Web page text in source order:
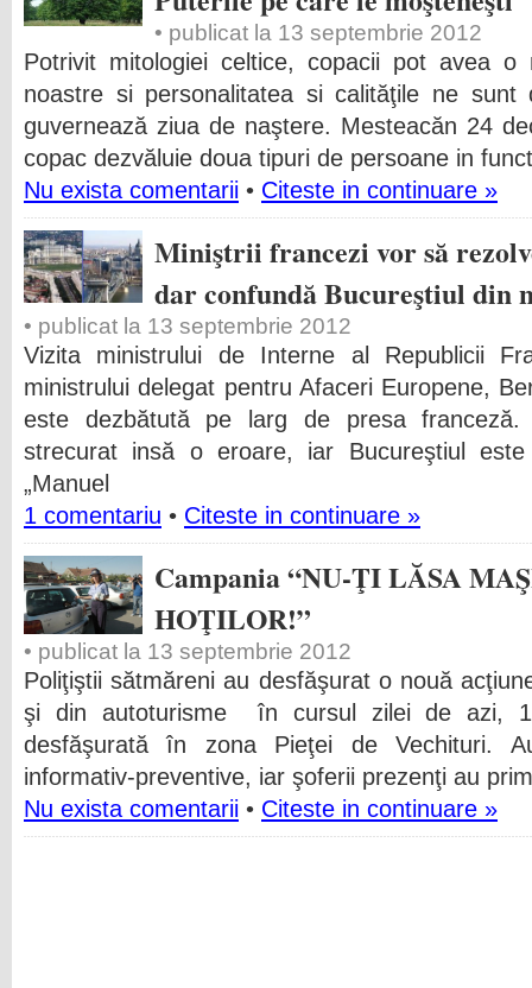
• publicat la 13 septembrie 2012
Potrivit mitologiei celtice, copacii pot avea o
noastre si personalitatea si calităţile ne sunt
guvernează ziua de naştere. Mesteacăn 24
copac dezvăluie doua tipuri de persoane in
Nu exista comentarii • Citeste in continuare »
Miniştrii francezi vor să
dar confundă Bucureştiul din
• publicat la 13 septembrie 2012
Vizita ministrului de Interne al Republicii
ministrului delegat pentru Afaceri Europene,
este dezbătută pe larg de presa
strecurat insă o eroare, iar Bucureştiul
„Manuel
1 comentariu • Citeste in continuare »
Campania “NU-ŢI LĂSA
HOŢILOR!”
• publicat la 13 septembrie 2012
Poliţiştii sătmăreni au desfăşurat o nouă
şi din autoturisme în cursul zilei de azi,
desfăşurată în zona Pieţei de Vechituri.
informativ-preventive, iar şoferii prezenţi au
Nu exista comentarii • Citeste in continuare »